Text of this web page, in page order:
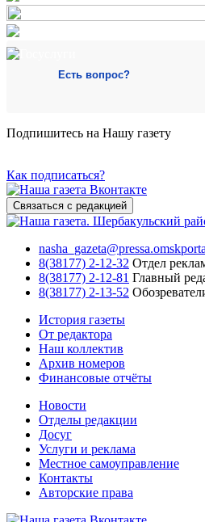
Есть вопрос?
Подпишитесь на Нашу газету
Как подписаться?
Связаться с редакцией
8(38177) 2-12-32 Отдел
8(38177) 2-12-81 Главный
8(38177) 2-13-52
История газеты
От редактора
Наш коллектив
Архив номеров
Финансовые отчёты
Новости
Отделы редакции
Досуг
Услуги и реклама
Местное самоуправление
Контакты
Авторские права